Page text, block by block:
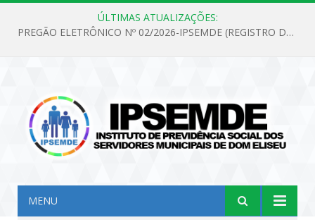
ÚLTIMAS ATUALIZAÇÕES:
PREGÃO ELETRÔNICO Nº 02/2026-IPSEMDE (REGISTRO DE PREÇOS PARA FUTURA E EVENTUAL AQUISIÇÃO DE MATERIAL DE LIMPEZA E GÊNEROS ALIMENTÍCIOS PARA ATENDER AS NECESSIDADES DO INSTITUTO DE PREVIDÊNCIA SOCIAL DOS SERVIDORES MUNICIPAIS DE DOM ELISEU.)
MENU